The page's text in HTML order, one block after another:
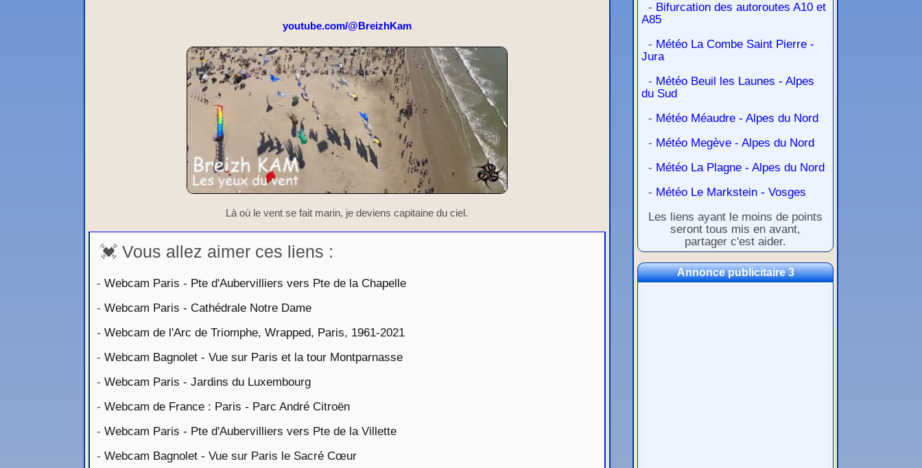
youtube.com/@BreizhKam
Là où le vent se fait marin, je deviens capitaine du ciel.
💓 Vous allez aimer ces liens :
- Webcam Paris - Pte d'Aubervilliers vers Pte de la Chapelle
- Webcam Paris - Cathédrale Notre Dame
- Webcam de l'Arc de Triomphe, Wrapped, Paris, 1961-2021
- Webcam Bagnolet - Vue sur Paris et la tour Montparnasse
- Webcam Paris - Jardins du Luxembourg
- Webcam de France : Paris - Parc André Citroën
- Webcam Paris - Pte d'Aubervilliers vers Pte de la Villette
- Webcam Bagnolet - Vue sur Paris le Sacré Cœur
- Bifurcation des autoroutes A10 et
A85
- Météo La Combe Saint Pierre -
Jura
- Météo Beuil les Launes - Alpes
du Sud
- Météo Méaudre - Alpes du Nord
- Météo Megève - Alpes du Nord
- Météo La Plagne - Alpes du Nord
- Météo Le Markstein - Vosges
Les liens ayant le moins de points
seront tous mis en avant,
partager c'est aider.
Annonce publicitaire 3